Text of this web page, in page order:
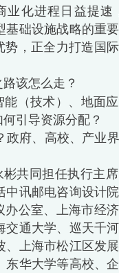
化进程日益提速
础设施战略的重
，正全力打造国
该怎么走？
（技术）、地面
引导资源分配？
府、高校、产业
共同担任执行主
讯邮电咨询设计
公室、上海市经
通大学、巡天千
上海市松江区发
华大学等高校、